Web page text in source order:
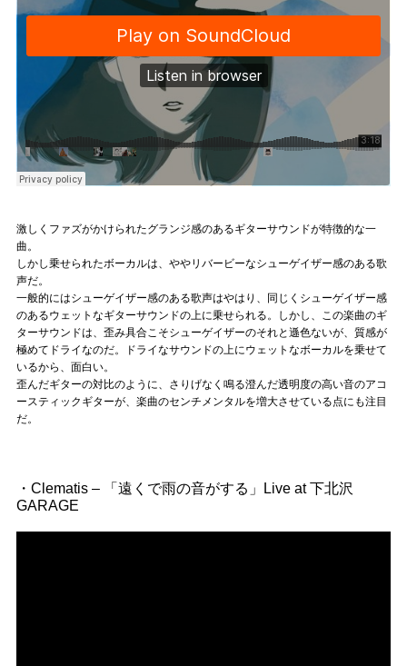
激しくファズがかけられたグランジ感のあるギターサウンドが特徴的な一
曲。
しかし乗せられたボーカルは、ややリバービーなシューゲイザー感のある歌
声だ。
一般的にはシューゲイザー感のある歌声はやはり、同じくシューゲイザー感
のあるウェットなギターサウンドの上に乗せられる。しかし、この楽曲のギ
ターサウンドは、歪み具合こそシューゲイザーのそれと遜色ないが、質感が
極めてドライなのだ。ドライなサウンドの上にウェットなボーカルを乗せて
いるから、面白い。
歪んだギターの対比のように、さりげなく鳴る澄んだ透明度の高い音のアコ
ースティックギターが、楽曲のセンチメンタルを増大させている点にも注目
だ。
・Clematis – 「遠くで雨の音がする」Live at 下北沢
GARAGE